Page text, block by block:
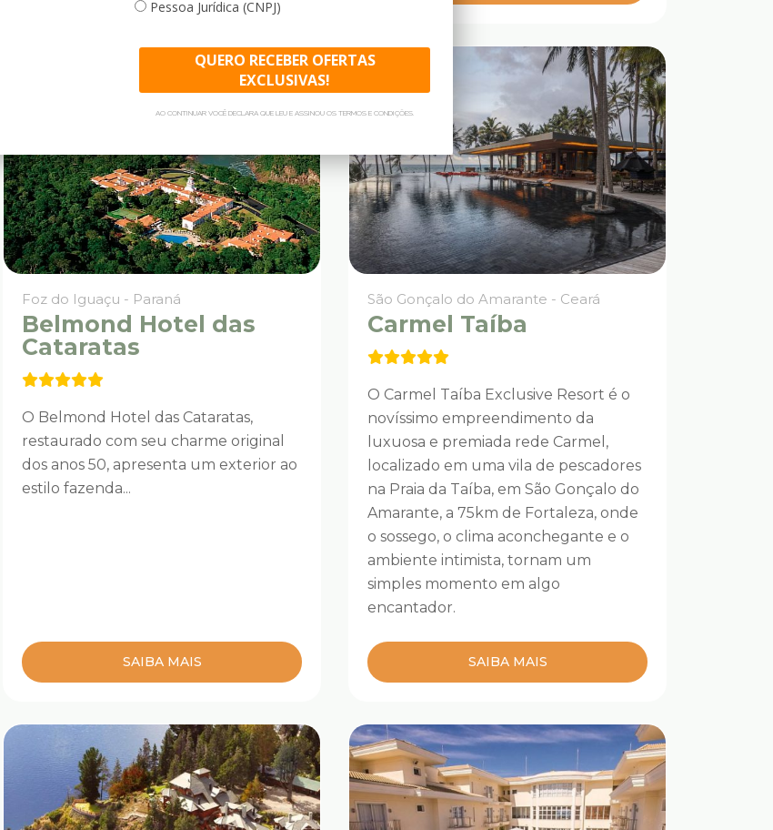
Foz do Iguaçu - Paraná
Belmond Hotel das
Cataratas
O Belmond Hotel das Cataratas,
restaurado com seu charme original
dos anos 50, apresenta um exterior ao
estilo fazenda...
SAIBA MAIS
São Gonçalo do Amarante - Ceará
Carmel Taíba
O Carmel Taíba Exclusive Resort é o
novíssimo empreendimento da
luxuosa e premiada rede Carmel,
localizado em uma vila de pescadores
na Praia da Taíba, em São Gonçalo do
Amarante, a 75km de Fortaleza, onde
o sossego, o clima aconchegante e o
ambiente intimista, tornam um
simples momento em algo
encantador.
SAIBA MAIS
Pessoa Jurídica (CNPJ)
QUERO RECEBER OFERTAS
EXCLUSIVAS!
AO CONTINUAR VOCÊ DECLARA QUE LEU E ASSINOU OS TERMOS E CONDIÇÕES.